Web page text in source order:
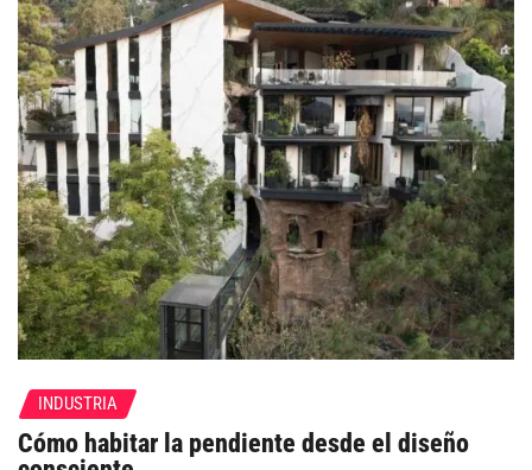
INDUSTRIA
Cómo habitar la pendiente desde el diseño